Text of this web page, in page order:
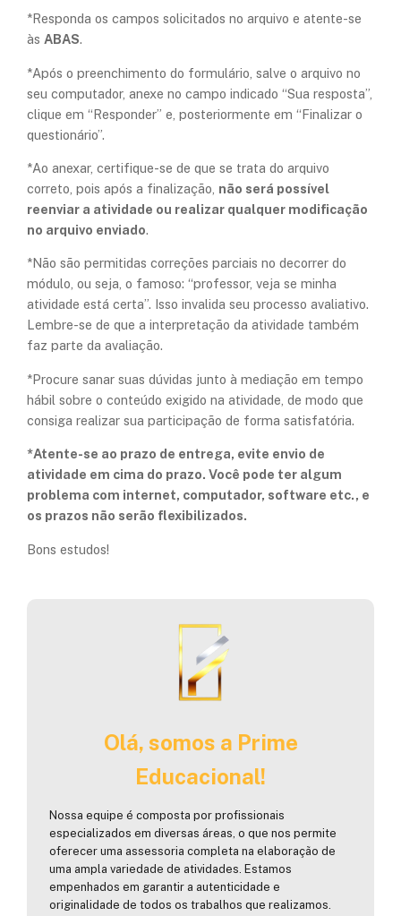
*Responda os campos solicitados no arquivo e atente-se
às ABAS.
*Após o preenchimento do formulário, salve o arquivo no
seu computador, anexe no campo indicado “Sua resposta”,
clique em “Responder” e, posteriormente em “Finalizar o
questionário”.
*Ao anexar, certifique-se de que se trata do arquivo
correto, pois após a finalização, não será possível
reenviar a atividade ou realizar qualquer modificação
no arquivo enviado.
*Não são permitidas correções parciais no decorrer do
módulo, ou seja, o famoso: “professor, veja se minha
atividade está certa”. Isso invalida seu processo avaliativo.
Lembre-se de que a interpretação da atividade também
faz parte da avaliação.
*Procure sanar suas dúvidas junto à mediação em tempo
hábil sobre o conteúdo exigido na atividade, de modo que
consiga realizar sua participação de forma satisfatória.
*Atente-se ao prazo de entrega, evite envio de
atividade em cima do prazo. Você pode ter algum
problema com internet, computador, software etc., e
os prazos não serão flexibilizados.​
Bons estudos!
Olá, somos a Prime
Educacional!
Nossa equipe é composta por profissionais
especializados em diversas áreas, o que nos permite
oferecer uma assessoria completa na elaboração de
uma ampla variedade de atividades. Estamos
empenhados em garantir a autenticidade e
originalidade de todos os trabalhos que realizamos.